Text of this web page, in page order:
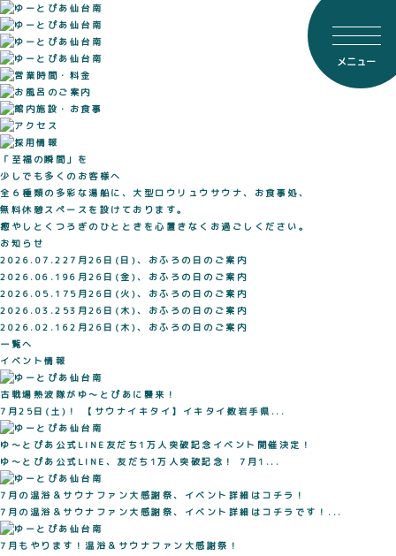
メニュー
「至福の瞬間」を
少しでも多くのお客様へ
全６種類の多彩な湯船に、 大型ロウリュウサウナ、お食事処、
無料休憩スペースを設けております。
癒やしとくつろぎのひとときを 心置きなくお過ごしください。
お知らせ
2026.07.22 7月26日(日)、おふろの日のご案内
2026.06.196月26日(金)、おふろの日のご案内
2026.05.17 5月26日(火)、おふろの日のご案内
2026.03.253月26日(木)、おふろの日のご案内
2026.02.162月26日(木)、おふろの日のご案内
一覧へ
イベント情報
古戦場熱波隊がゆ～とぴあに襲来！
7月25日(土)！ 【サウナイキタイ】イキタイ数岩手県...
ゆ～とぴあ公式LINE友だち1万人突破記念イベント開催決定！
ゆ～とぴあ公式LINE、友だち1万人突破記念！ 7月1...
7月の温浴＆サウナファン大感謝祭、イベント詳細はコチラ！
7月の温浴＆サウナファン大感謝祭、イベント詳細はコチラです！...
7月もやります！温浴＆サウナファン大感謝祭！